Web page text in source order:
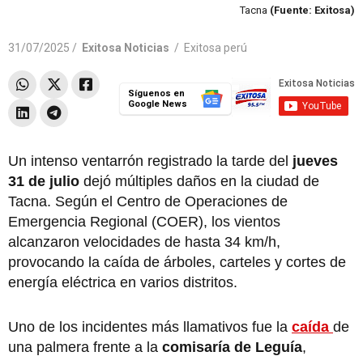
Tacna (Fuente: Exitosa)
31/07/2025 / Exitosa Noticias / Exitosa perú
Síguenos en
Google News
Un intenso ventarrón registrado la tarde del jueves
31 de julio dejó múltiples daños en la ciudad de
Tacna. Según el Centro de Operaciones de
Emergencia Regional (COER), los vientos
alcanzaron velocidades de hasta 34 km/h,
provocando la caída de árboles, carteles y cortes de
energía eléctrica en varios distritos.
Uno de los incidentes más llamativos fue la caída de
una palmera frente a la comisaría de Leguía,